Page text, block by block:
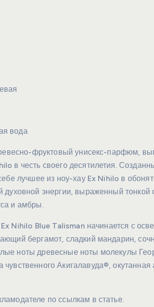
вода
фруктовый унисекс-парфюм,
в честь своего десятилетия.
лучшее из ноу-хау Ex Nihilo в
духовной энергии, выраженный
и амбры.
Nihilo Blue Talisman начинается с
бергамот, сладкий мандарин,
ноты древесные ноты молекулы
Акигалавуда®,
по ссылкам в статье.